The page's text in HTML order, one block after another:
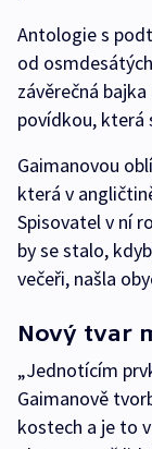
Antologie s
od
závěrečná
povídkou, která
Gaimanovou
která v
Spisovatel v ní
by se stalo,
večeři, našla
Nový tvar
„Jednotícím
Gaimanově
kostech a je to